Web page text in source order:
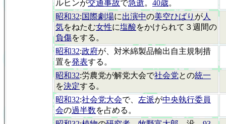
ルヒンが交通事故で急逝。 40歳。
昭和32:国際劇場に出演中の美空ひばり が人
気をねたむ女性に塩酸をかけられて３週間の
負傷をする。
昭和32:政府が、対米綿製品輸出自主規制措
置を発表する。
昭和32:労農党が解党大会で社会党との統一
を決定する。
昭和32:社会党大会で、 左派が中央執行委員
会の過半数を占める。